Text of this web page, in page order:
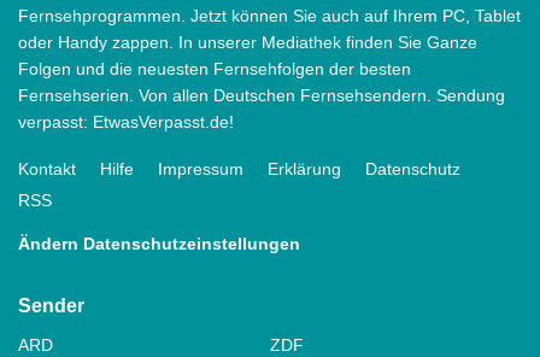
Fernsehprogrammen. Jetzt können Sie auch auf Ihrem PC, Tablet
oder Handy zappen. In unserer Mediathek finden Sie Ganze
Folgen und die neuesten Fernsehfolgen der besten
Fernsehserien. Von allen Deutschen Fernsehsendern. Sendung
verpasst: EtwasVerpasst.de!
Kontakt Hilfe Impressum Erklärung
Datenschutz
RSS
Ändern Datenschutzeinstellungen
Sender
ARD
ZDF